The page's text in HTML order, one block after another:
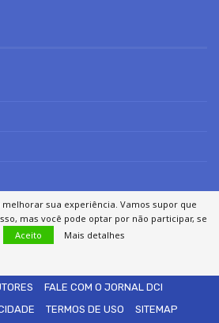
FALE COM O JORNAL DCI
TERMOS DE USO SITEMAP
sua experiência. Vamos supor que
mas você pode optar por não participar, se
Aceito Mais detalhes